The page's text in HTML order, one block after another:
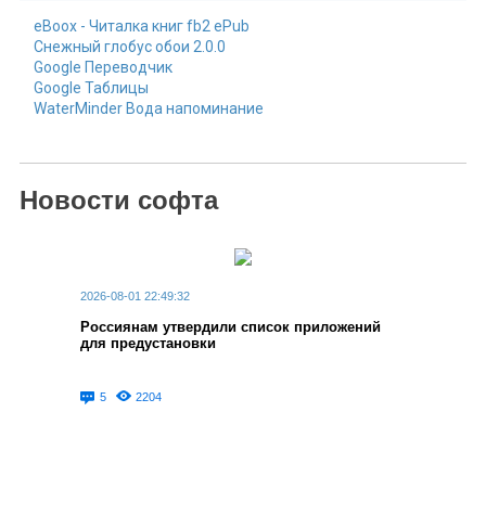
eBoox - Читалка книг fb2 ePub
Снежный глобус обои 2.0.0
Google Переводчик
Google Таблицы
WaterMinder Вода напоминание
Новости софта
2026-08-01 22:49:32
Россиянам утвердили список приложений
для предустановки
5 2204